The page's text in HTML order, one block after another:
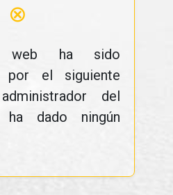
⊗
web ha sido
por el siguiente
del
dado ningún